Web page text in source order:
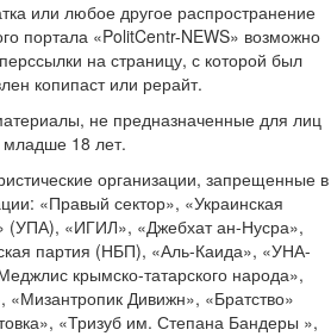
или любое другое распространение
портала «PolitCentr-NEWS» возможно
на страницу, с которой был
копипаст или рерайт.
не предназначенные для лиц
младше 18 лет.
организации, запрещенные в
«Правый сектор», «Украинская
(УПА), «ИГИЛ», «Джебхат ан-Нусра»,
партия (НБП), «Аль-Каида», «УНА-
крымско-татарского народа»,
«Мизантропик Дивижн», «Братство»
«Тризуб им. Степана Бандеры »,